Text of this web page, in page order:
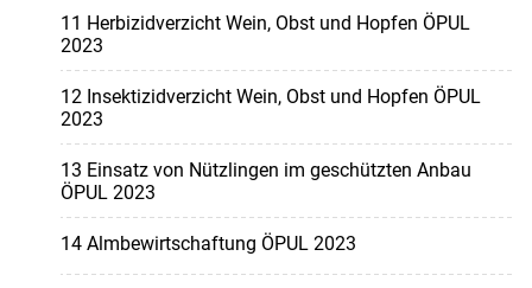
11 Herbizidverzicht Wein, Obst und Hopfen ÖPUL
2023
12 Insektizidverzicht Wein, Obst und Hopfen ÖPUL
2023
13 Einsatz von Nützlingen im geschützten Anbau
ÖPUL 2023
14 Almbewirtschaftung ÖPUL 2023